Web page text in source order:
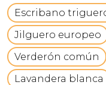
Escribano
Jilguero europeo
Verderón común
Lavandera blanca